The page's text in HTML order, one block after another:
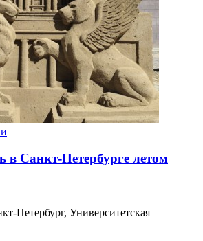
в Санкт-Петербурге летом
Петербург, Университетская